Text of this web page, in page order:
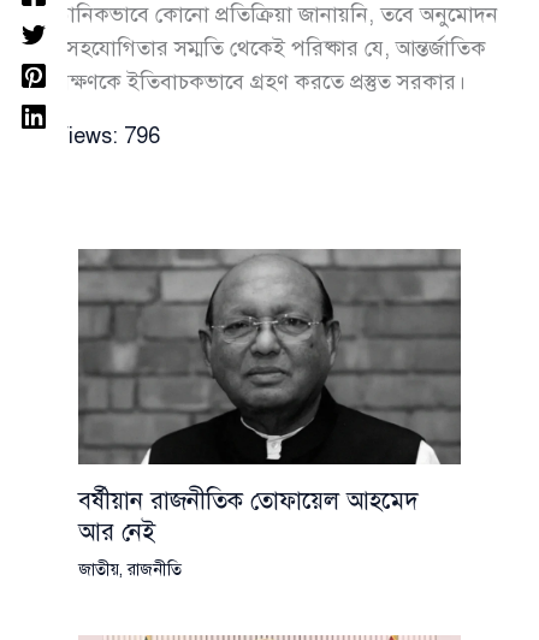
আনুষ্ঠানিকভাবে কোনো প্রতিক্রিয়া জানায়নি, তবে অনুমোদন
এবং সহযোগিতার সম্মতি থেকেই পরিষ্কার যে, আন্তর্জাতিক
পর্যবেক্ষণকে ইতিবাচকভাবে গ্রহণ করতে প্রস্তুত সরকার।
Views: 796
বর্ষীয়ান রাজনীতিক তোফায়েল আহমেদ
আর নেই
জাতীয়,রাজনীতি